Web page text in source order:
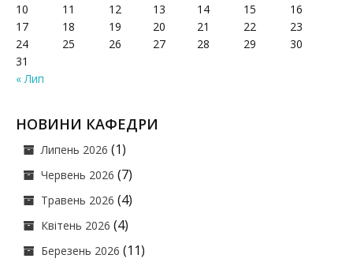
« Лип
10
11 12 13 14 15
16
17
18 19 20 21 22
23
24
25 26 27 28 29
30
31
НОВИНИ КАФЕДРИ
Липень 2026 (1)
Червень 2026 (7)
Травень 2026 (4)
Квітень 2026 (4)
Березень 2026 (11)